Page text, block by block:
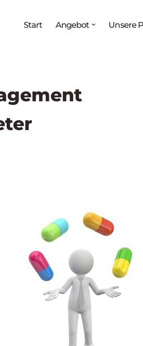
27.08. - 02.09.2026
Start Angebot Unsere